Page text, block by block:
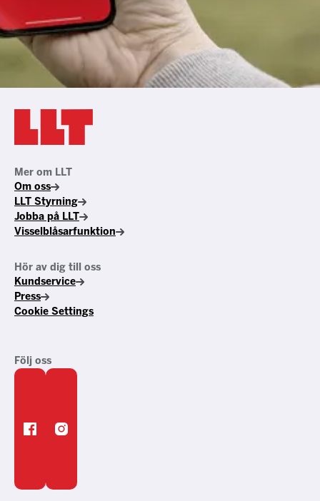
Mer om LLT
Om oss
LLT Styrning
Jobba på LLT
Visselblåsarfunktion
Hör av dig till oss
Kundservice
Press
Cookie Settings
Följ oss